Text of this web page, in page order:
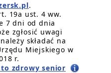
.
19a ust. 4 ww.
7 dni od dnia
zgłosić uwagi
składać na
Miejskiego w
r.
zdrowy senior